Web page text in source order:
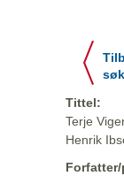
Tittel:
Terje
Henrik